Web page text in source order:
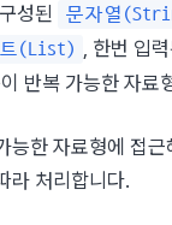
성된 문자열
트(List) , 한번 입
반복 가능한 자료
능한 자료형에 접
라 처리합니다.